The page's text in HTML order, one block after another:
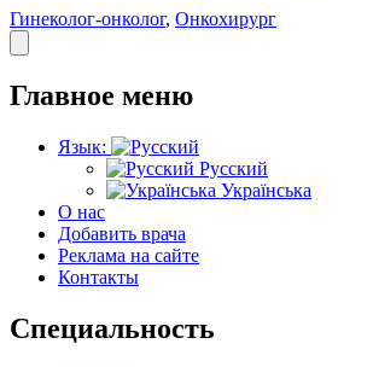
Гинеколог-онколог, Онкохирург
Главное меню
Язык:
Русский
Українська
О нас
Добавить врача
Реклама на сайте
Контакты
Специальность